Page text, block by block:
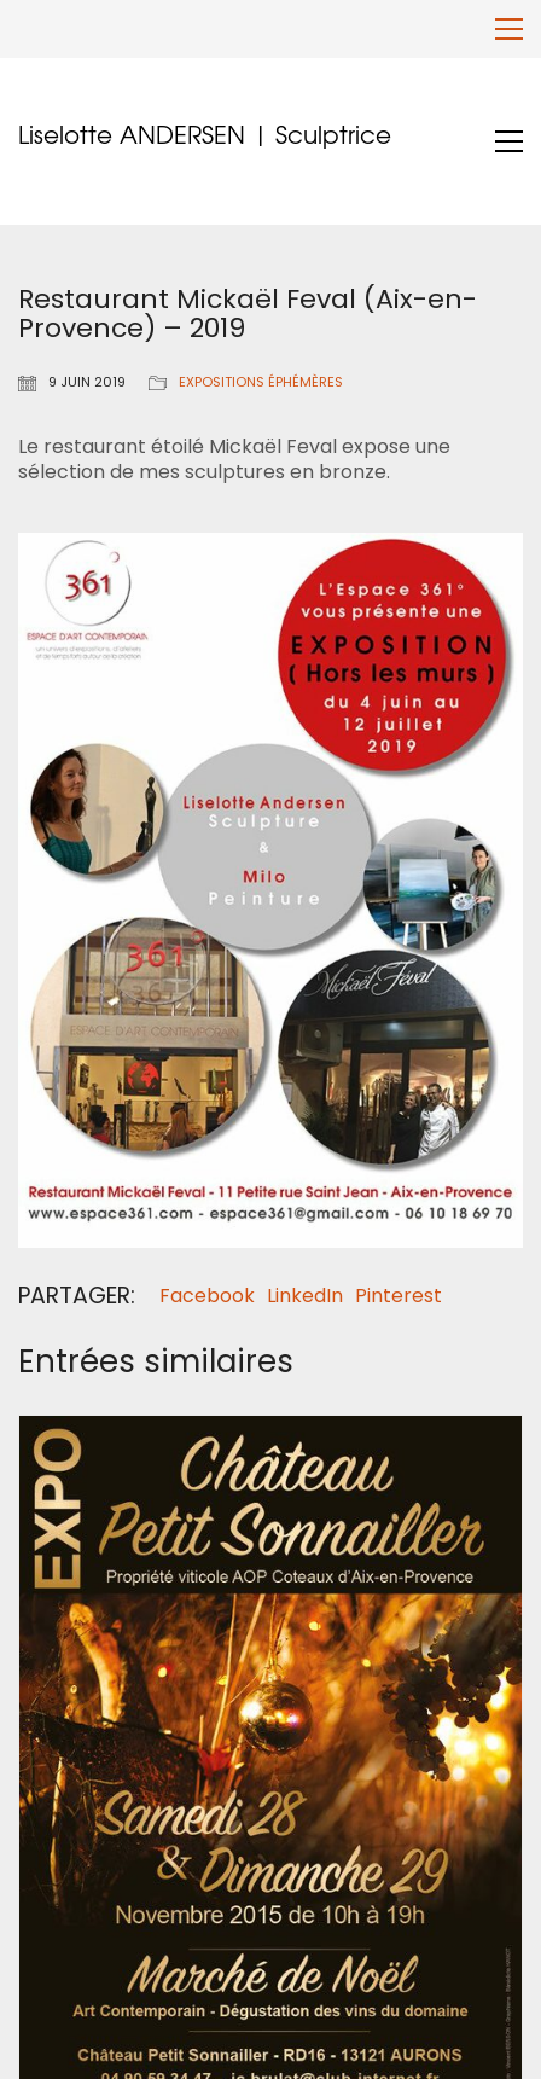
Liselotte ANDERSEN | Sculptrice
Restaurant Mickaël Feval (Aix-en-
Provence) – 2019
9 JUIN 2019 EXPOSITIONS ÉPHÉMÈRES
Le restaurant étoilé Mickaël Feval expose une
sélection de mes sculptures en bronze.
PARTAGER: Facebook LinkedIn Pinterest
Entrées similaires